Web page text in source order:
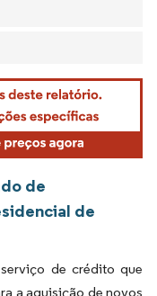
de
de
de crédito que
a aquisição de novos